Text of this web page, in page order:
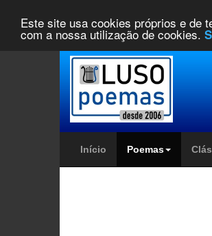
Este site usa cookies próprios e de
com a nossa utilização de cookies.
Início Poemas